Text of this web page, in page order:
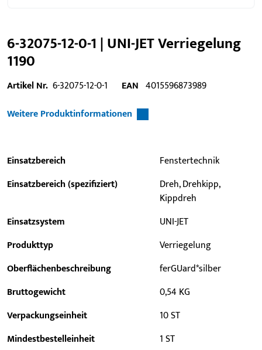
6-32075-12-0-1 | UNI-JET Verriegelung
1190
Artikel Nr. 6-32075-12-0-1 EAN 4015596873989
Weitere Produktinformationen
Einsatzbereich
Fenstertechnik
Einsatzbereich (spezifiziert)
Dreh, Drehkipp,
Kippdreh
Einsatzsystem
UNI-JET
Produkttyp
Verriegelung
Oberflächenbeschreibung
ferGUard*silber
Bruttogewicht
0,54 KG
Verpackungseinheit
10 ST
Mindestbestelleinheit
1 ST